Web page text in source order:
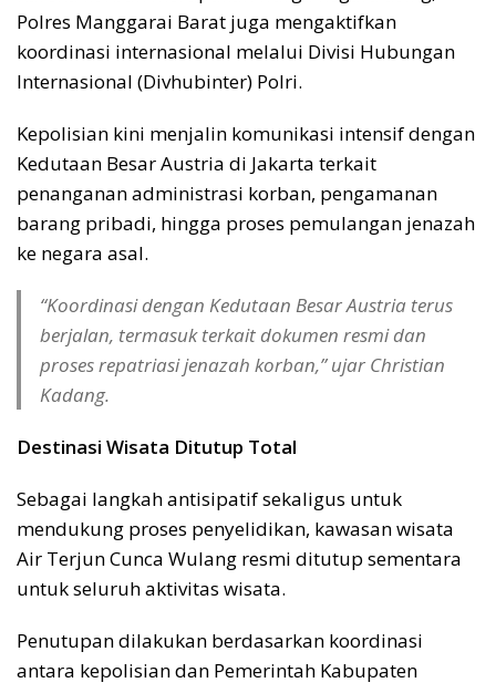
Polres Manggarai Barat juga mengaktifkan
koordinasi internasional melalui Divisi Hubungan
Internasional (Divhubinter) Polri.
Kepolisian kini menjalin komunikasi intensif dengan
Kedutaan Besar Austria di Jakarta terkait
penanganan administrasi korban, pengamanan
barang pribadi, hingga proses pemulangan jenazah
ke negara asal.
“Koordinasi dengan Kedutaan Besar Austria terus
berjalan, termasuk terkait dokumen resmi dan
proses repatriasi jenazah korban,” ujar Christian
Kadang.
Destinasi Wisata Ditutup Total
Sebagai langkah antisipatif sekaligus untuk
mendukung proses penyelidikan, kawasan wisata
Air Terjun Cunca Wulang resmi ditutup sementara
untuk seluruh aktivitas wisata.
Penutupan dilakukan berdasarkan koordinasi
antara kepolisian dan Pemerintah Kabupaten